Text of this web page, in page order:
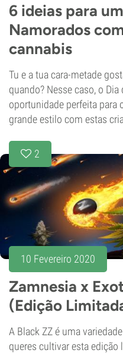
6 ideias para
Namorados
cannabis
Tu e a tua cara-metade
quando? Nesse caso, o
oportunidade perfeita para
grande estilo com estas
2
10 Fevereiro 2020
Zamnesia x
(Edição
A Black ZZ é uma
queres cultivar esta